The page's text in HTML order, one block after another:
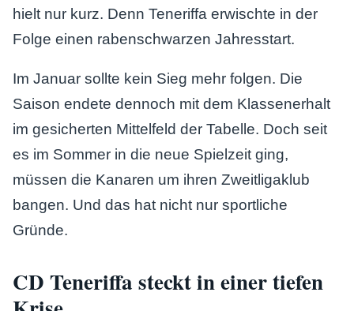
hielt nur kurz. Denn Teneriffa erwischte in der
Folge einen rabenschwarzen Jahresstart.
Im Januar sollte kein Sieg mehr folgen. Die
Saison endete dennoch mit dem Klassenerhalt
im gesicherten Mittelfeld der Tabelle. Doch seit
es im Sommer in die neue Spielzeit ging,
müssen die Kanaren um ihren Zweitligaklub
bangen. Und das hat nicht nur sportliche
Gründe.
CD Teneriffa steckt in einer tiefen